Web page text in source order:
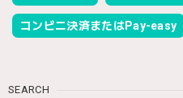
コンビニ決済またはPay-easy
SEARCH